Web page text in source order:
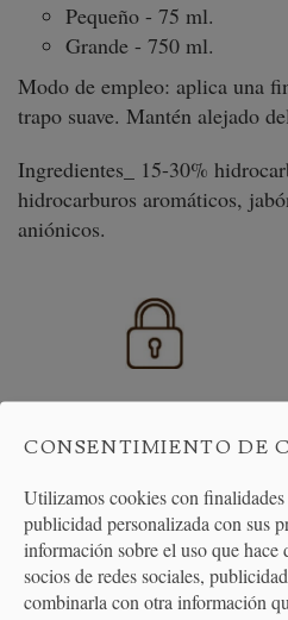
Pequeño - 75 ml.
Grande - 750 ml.
Modo de empleo: aplica una
trapo suave. Mantén alejado
Ingredientes_ 15-30%
hidrocarburos aromáticos,
aniónicos.
SEGURO
CONSENTIMIENTO DE
Utilizamos cookies con
publicidad personalizada con sus
información sobre el uso que hace
socios de redes sociales,
combinarla con otra información